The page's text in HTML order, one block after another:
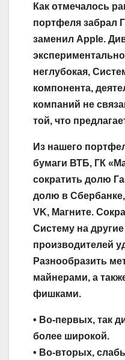
Как отмечалось
портфеля забрал
заменил Apple.
неглубокая,
компонента,
компаний не
той, что
Из нашего
бумаги ВТБ, ГК
сократить долю
долю в
VK, Магните.
Систему на
производителей
Разнообразить
майнерами, а
фишками.
• Во-первых, так
более широкой.
• Во-вторых,